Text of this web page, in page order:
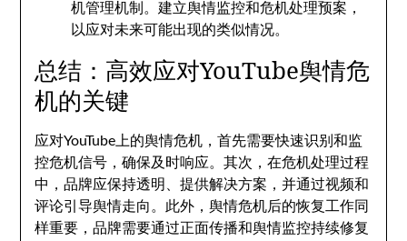
机管理机制。建立舆情监控和危机处理预案，
以应对未来可能出现的类似情况。
总结：高效应对YouTube舆情危
机的关键
应对YouTube上的舆情危机，首先需要快速识别和监
控危机信号，确保及时响应。其次，在危机处理过程
中，品牌应保持透明、提供解决方案，并通过视频和
评论引导舆情走向。此外，舆情危机后的恢复工作同
样重要，品牌需要通过正面传播和舆情监控持续修复